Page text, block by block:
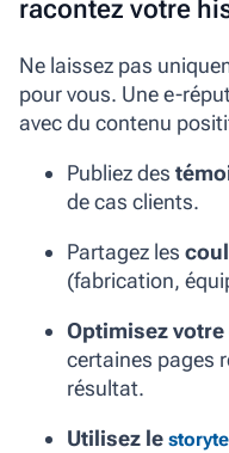
racontez votre
Ne laissez pas
pour vous. Une e-
avec du contenu
Publiez des
de cas clients.
Partagez les
(fabrication,
Optimisez votre
certaines pages
résultat.
Utilisez le